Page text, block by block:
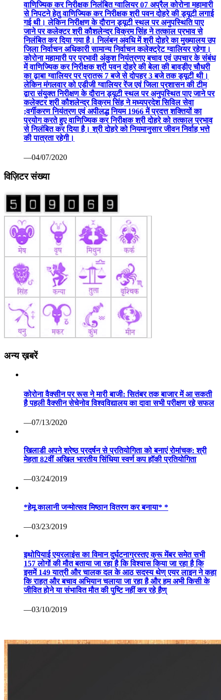
वाणिज्यिक कर निरीक्षक निलंबित ग्वालियर 07 अप्रैल कोरोना महामारी
से निपटने हेतु वाणिज्यिक कर निरीक्षक श्री पवन दोहरे की ड्यूटी लगाई
गई थी। लेकिन निरीक्षण के दौरान ड्यूटी स्थल पर अनुपस्थिति पाए
जाने पर कलेक्टर श्री कौशलेन्द्र विक्रम सिंह ने तत्काल प्रभाव से
निलंबित कर दिया गया है। निलंबन अवधि में श्री दोहरे का मुख्यालय उप
जिला निर्वाचन अधिकारी सामान्य निर्वाचन कलेक्ट्रेट ग्वालियर रहेगा।
कोरोना महामारी पर प्रभावी अंकुश नियंत्रणए बचाव एवं उपचार के संबंध
में वाणिज्यिक कर निरीक्षक श्री पवन दोहरे की बेला की बावड़ीए चौधरी
का ढ़ाबा ग्वालियर पर प्रातरू 7 बजे से दोपहर 3 बजे तक ड्यूटी थी।
लेकिन मंगलवार को एडीजी ग्वालियर रेंज एवं जिला प्रशासन की टीम
द्वारा संयुक्त निरीक्षण के दौरान ड्यूटी स्थल पर अनुपस्थित पाए जाने पर
कलेक्टर श्री कौशलेन्द्र विक्रम सिंह ने मध्यप्रदेश सिविल सेवा
;वर्गीकरण नियंत्रण एवं अपीलद्ध नियम 1966 में प्रदत्त शक्तियों का
प्रयोग करते हुए वाणिज्यिक कर निरीक्षक श्री दोहरे को तत्काल प्रभाव
से निलंबित कर दिया है। श्री दोहरे को नियमानुसार जीवन निर्वाह भत्ते
की पात्रता रहेगी।
—04/07/2020
विज़िटर संख्या
अन्य ख़बरें
कोरोना वैक्सीन पर रूस ने मारी बाजी: सितंबर तक बाजार में आ सकती
है पहली वैक्सीन सेचेनोव विश्वविद्यालय का दावा सभी परीक्षण रहे सफल
—07/13/2020
खिलाडी अपने श्रेष्ठ प्रदर्षन से प्रतियोगिता को बनाएं रोमांचक: श्री
मेहता 82वीं अखिल भारतीय सिंधिया स्वर्ण कप हॉकी प्रतियोगिता
—03/24/2019
*हेमू कालानी जन्मोत्सव मिष्ठान वितरण कर बनाया* *
—03/23/2019
इथोपियाई एयरलाइंस का विमान दुर्घटनाग्रस्तए क्रू मेंबर समेत सभी
157 लोगों की मौत बताया जा रहा है कि विश्वास किया जा रहा है कि
इसमें 149 यात्री और चालक दल के आठ सदस्य थेण् एयर लाइन ने कहा
कि राहत और बचाव अभियान चलाया जा रहा है और हम अभी किसी के
जीवित होने या संभावित मौत की पुष्टि नहीं कर रहे हैण्
—03/10/2019